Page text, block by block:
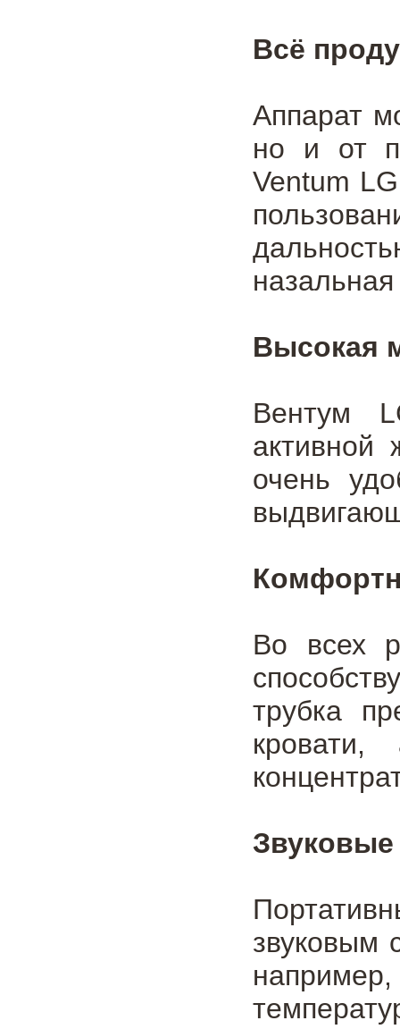
Всё
Аппарат
но и от
Ventum
Высокая
Вентум
активной
очень
Во всех
трубка
Звуковые
звуковым